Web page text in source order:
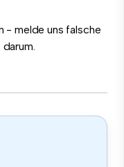
- melde uns falsche